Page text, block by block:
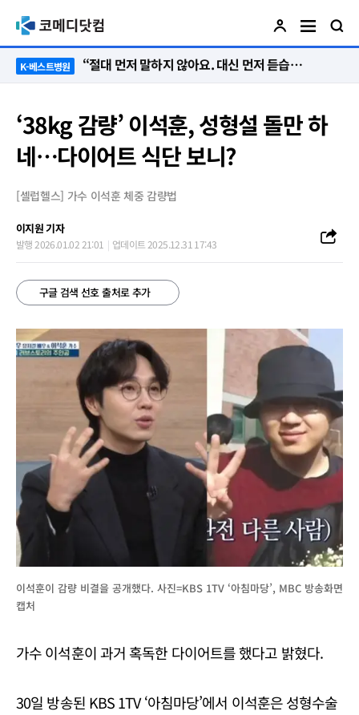
K-베스트병원 “절대 먼저 말하지 않아요. 대신 먼저 듣습니다”
‘38kg 감량’ 이석훈, 성형설 돌만 하
네…다이어트 식단 보니?
[셀럽헬스] 가수 이석훈 체중 감량법
이지원 기자
발행 2026.01.02 21:01 업데이트 2025.12.31 17:43
구글 검색 선호 출처로 추가
이석훈이 감량 비결을 공개했다. 사진=KBS 1TV ‘아침마당’, MBC 방송화면
캡처
가수 이석훈이 과거 혹독한 다이어트를 했다고 밝혔다.
30일 방송된 KBS 1TV ‘아침마당’에서 이석훈은 성형수술